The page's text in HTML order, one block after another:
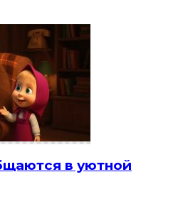
в уютной